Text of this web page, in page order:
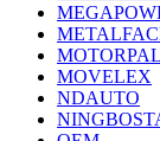
MOTORPAL
MOVELEX
NDAUTO